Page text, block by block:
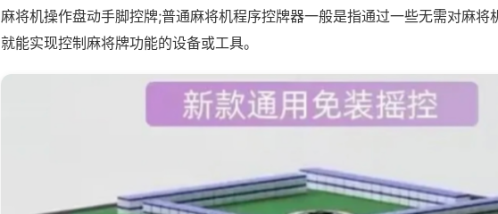
麻将机操作盘动手脚控牌;普通麻将机程序控牌器一般是指通过一些无需对麻将
就能实现控制麻将牌功能的设备或工具。